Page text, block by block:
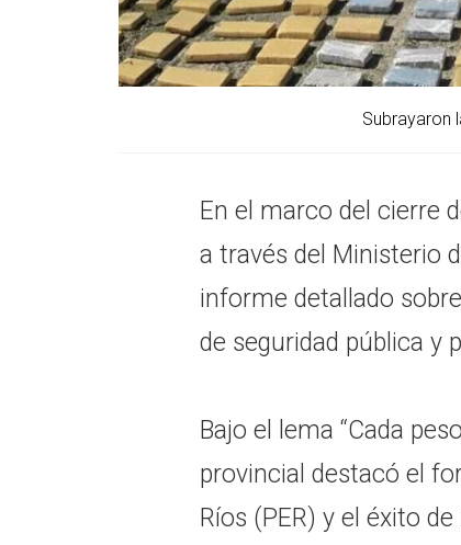
Subrayaron
En el marco del cierre
a través del Ministerio
informe detallado
de seguridad pública y
Bajo el lema “Cada
provincial destacó el
Ríos (PER) y el éxito